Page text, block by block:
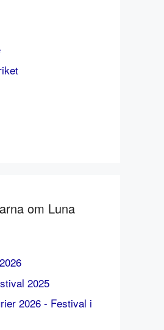
om Luna
2025
2026 - Festival i